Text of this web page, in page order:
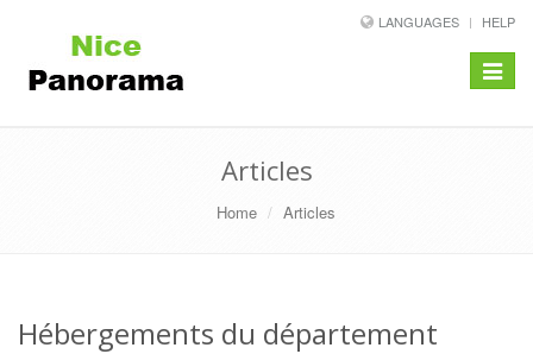
LANGUAGES HELP
Toggle
Articles
Home Articles
Hébergements du département